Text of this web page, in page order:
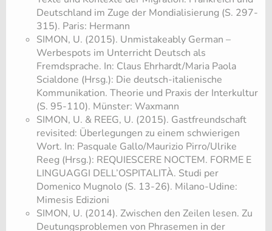
Deutschland im Zuge der Mondialisierung (S. 297-
315). Paris: Hermann
SIMON, U. (2015). Unmistakeably German –
Werbespots im Unterricht Deutsch als
Fremdsprache. In: Claus Ehrhardt/Maria Paola
Scialdone (Hrsg.): Die deutsch-italienische
Kommunikation. Theorie und Praxis der Interkultur
(S. 95-110). Münster: Waxmann
SIMON, U. & REEG, U. (2015). Gastfreundschaft
revisited: Überlegungen zu einem schwierigen
Wort. In: Pasquale Gallo/Maurizio Pirro/Ulrike
Reeg (Hrsg.): REQUIESCERE NOCTEM. FORME E
LINGUAGGI DELL’OSPITALITÀ. Studi per
Domenico Mugnolo (S. 13-26). Milano-Udine:
Mimesis Edizioni
SIMON, U. (2014). Zwischen den Zeilen lesen. Zu
Deutungsproblemen von Phrasemen in der